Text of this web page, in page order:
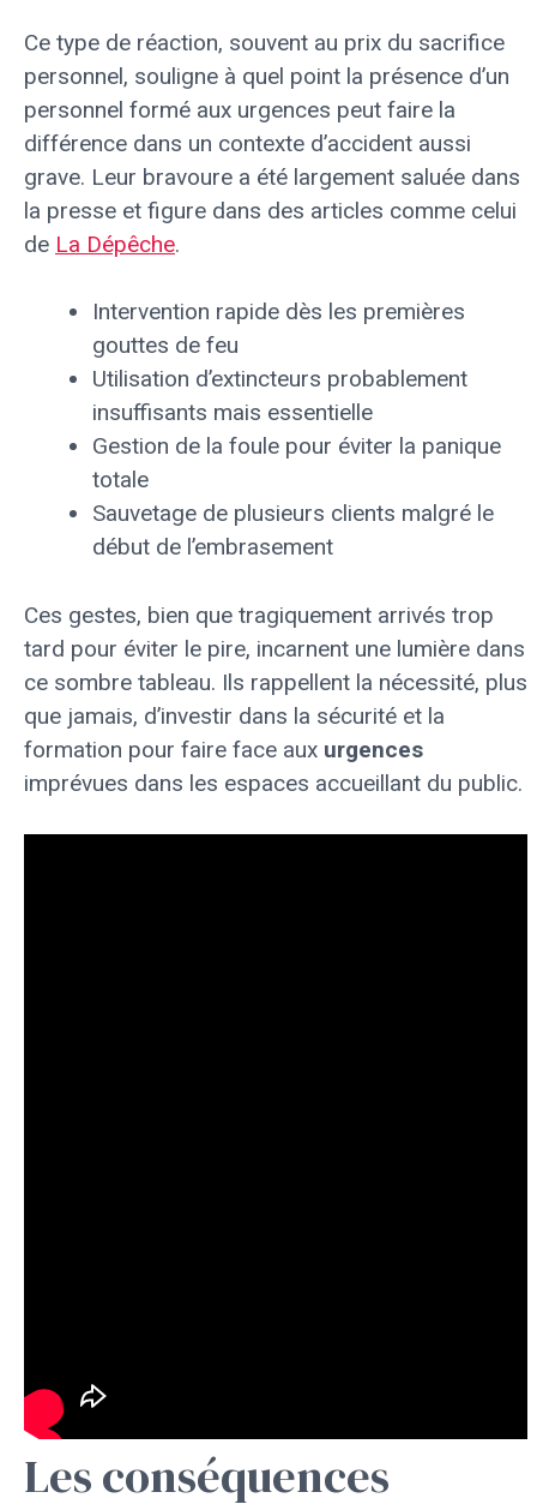
Ce type de réaction, souvent au prix du sacrifice
personnel, souligne à quel point la présence d’un
personnel formé aux urgences peut faire la
différence dans un contexte d’accident aussi
grave. Leur bravoure a été largement saluée dans
la presse et figure dans des articles comme celui
de La Dépêche.
Intervention rapide dès les premières
gouttes de feu
Utilisation d’extincteurs probablement
insuffisants mais essentielle
Gestion de la foule pour éviter la panique
totale
Sauvetage de plusieurs clients malgré le
début de l’embrasement
Ces gestes, bien que tragiquement arrivés trop
tard pour éviter le pire, incarnent une lumière dans
ce sombre tableau. Ils rappellent la nécessité, plus
que jamais, d’investir dans la sécurité et la
formation pour faire face aux urgences
imprévues dans les espaces accueillant du public.
Les conséquences